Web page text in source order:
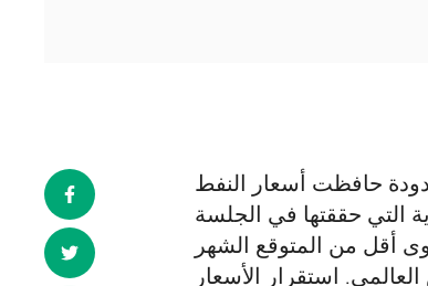
حافظت أسعار النفط
التي حققتها في الجلسة
أقل من المتوقع الشهر